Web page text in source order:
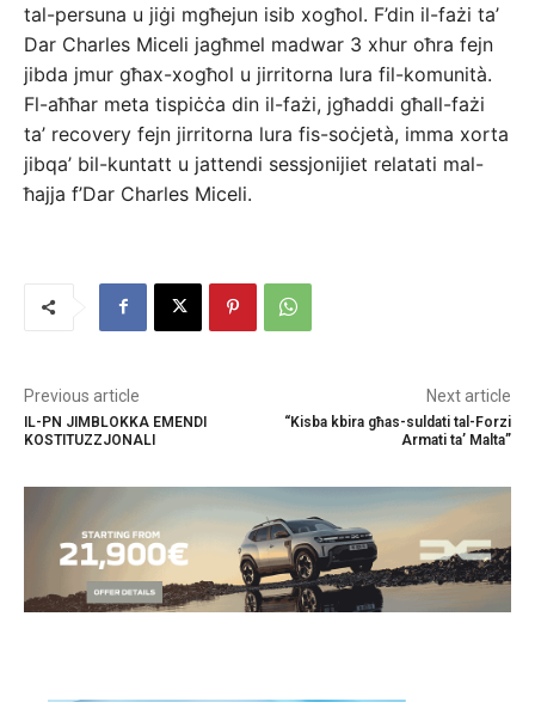
tal-persuna u jiġi mgħejun isib xogħol. F’din il-fażi ta’
Dar Charles Miceli jagħmel madwar 3 xhur oħra fejn
jibda jmur għax-xogħol u jirritorna lura fil-komunità.
Fl-aħħar meta tispiċċa din il-fażi, jgħaddi għall-fażi
ta’ recovery fejn jirritorna lura fis-soċjetà, imma xorta
jibqa’ bil-kuntatt u jattendi sessjonijiet relatati mal-
ħajja f’Dar Charles Miceli.
Previous article
IL-PN JIMBLOKKA EMENDI
KOSTITUZZJONALI
Next article
“Kisba kbira għas-suldati tal-Forzi
Armati ta’ Malta”